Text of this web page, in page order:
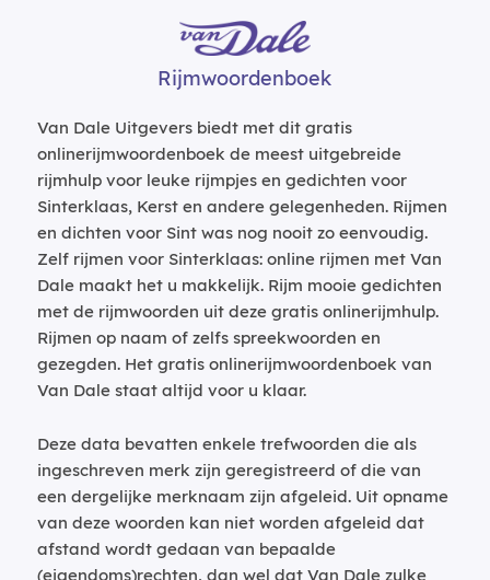
Rijmwoordenboek
Van Dale Uitgevers biedt met dit gratis
onlinerijmwoordenboek de meest uitgebreide
rijmhulp voor leuke rijmpjes en gedichten voor
Sinterklaas, Kerst en andere gelegenheden. Rijmen
en dichten voor Sint was nog nooit zo eenvoudig.
Zelf rijmen voor Sinterklaas: online rijmen met Van
Dale maakt het u makkelijk. Rijm mooie gedichten
met de rijmwoorden uit deze gratis onlinerijmhulp.
Rijmen op naam of zelfs spreekwoorden en
gezegden. Het gratis onlinerijmwoordenboek van
Van Dale staat altijd voor u klaar.
Deze data bevatten enkele trefwoorden die als
ingeschreven merk zijn geregistreerd of die van
een dergelijke merknaam zijn afgeleid. Uit opname
van deze woorden kan niet worden afgeleid dat
afstand wordt gedaan van bepaalde
(eigendoms)rechten, dan wel dat Van Dale zulke